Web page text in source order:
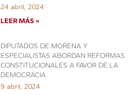
24 abril, 2024
LEER MÁS »
DIPUTADOS DE MORENA Y
ESPECIALISTAS ABORDAN REFORMAS
CONSTITUCIONALES A FAVOR DE LA
DEMOCRACIA
9 abril, 2024